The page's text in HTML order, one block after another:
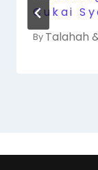
Cukai
By Talahah